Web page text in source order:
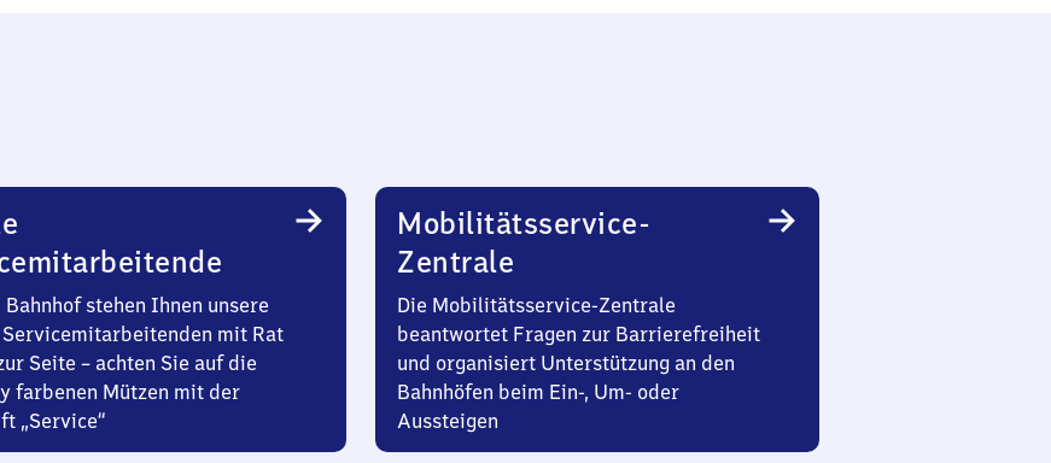
stehen Ihnen unsere
mit Rat
Seite – achten Sie auf die
farbenen Mützen mit der
„Service“
Mobilitätsservice-
Zentrale
Die Mobilitätsservice-Zentrale
beantwortet Fragen zur Barrierefreiheit
und organisiert Unterstützung an den
Bahnhöfen beim Ein-, Um- oder
Aussteigen